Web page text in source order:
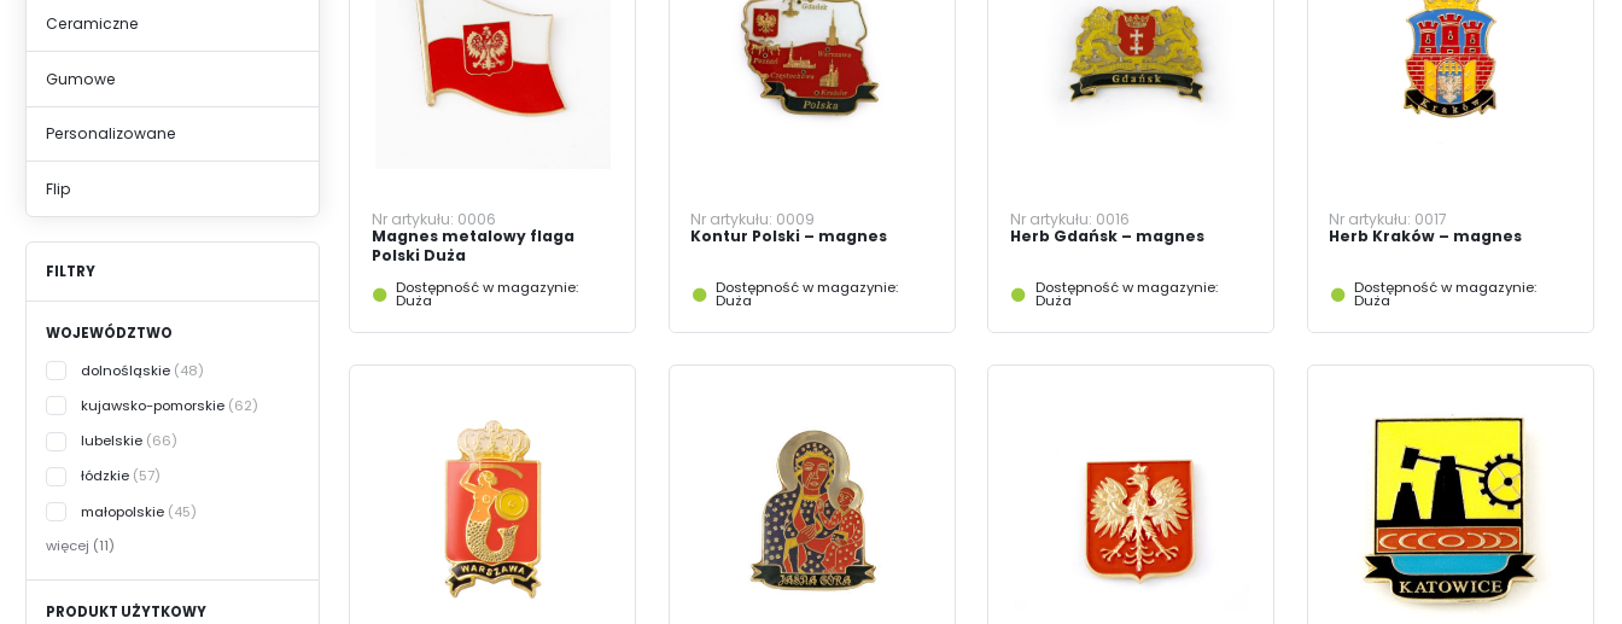
Ceramiczne
Gumowe
Personalizowane
Flip
FILTRY
WOJEWÓDZTWO
dolnośląskie (48)
kujawsko-pomorskie (62)
lubelskie (66)
łódzkie (57)
małopolskie (45)
więcej (11)
PRODUKT UŻYTKOWY
Nr artykułu: 0006
Magnes metalowy flaga
Polski Duża
Dostępność w magazynie:
Duża
Nr artykułu: 0009
Kontur Polski – magnes
Dostępność w magazynie:
Duża
Nr artykułu: 0016
Herb Gdańsk – magnes
Dostępność w magazynie:
Duża
Nr artykułu: 0017
Herb Kraków – magnes
Dostępność w magazynie:
Duża